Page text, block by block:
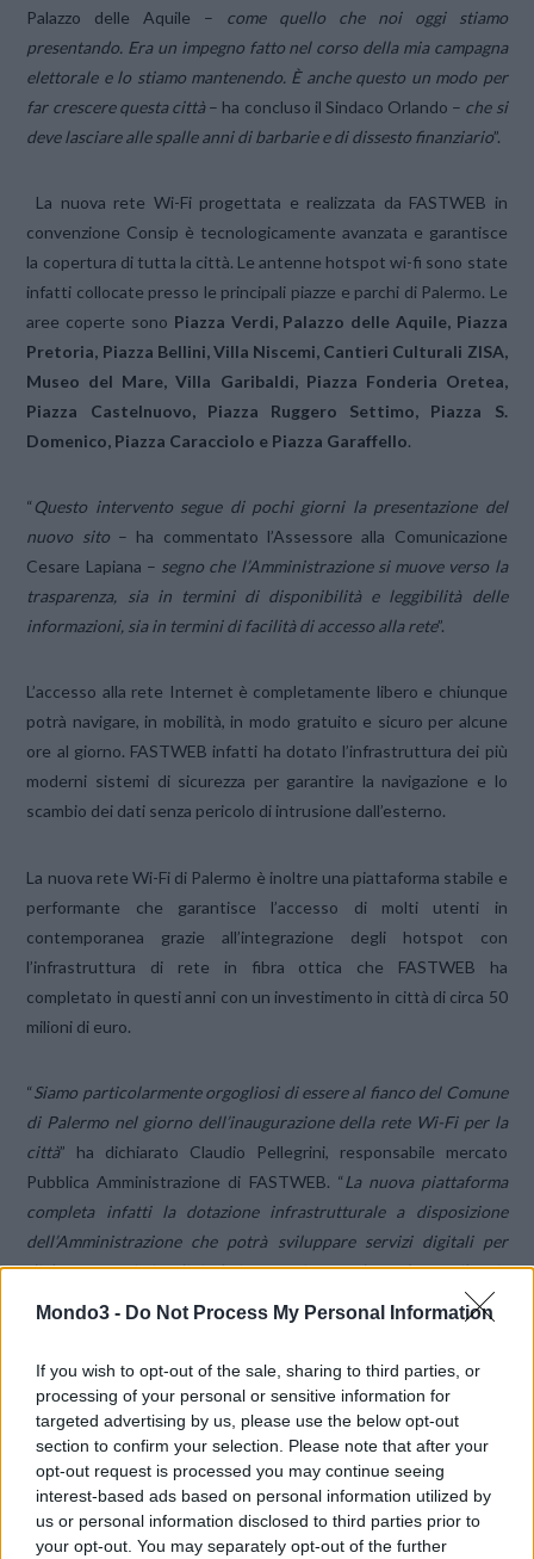
Mondo3 - Do Not Process My Personal Information
If you wish to opt-out of the sale, sharing to third parties, or
processing of your personal or sensitive information for
targeted advertising by us, please use the below opt-out
section to confirm your selection. Please note that after your
opt-out request is processed you may continue seeing
interest-based ads based on personal information utilized by
us or personal information disclosed to third parties prior to
your opt-out. You may separately opt-out of the further
Palazzo delle Aquile – come quello che noi oggi stiamo
presentando. Era un impegno fatto nel corso della mia campagna
elettorale e lo stiamo mantenendo. È anche questo un modo per
far crescere questa città– ha concluso il Sindaco Orlando – che si
deve lasciare alle spalle anni di barbarie e di dissesto finanziario”.
La nuova rete Wi-Fi progettata e realizzata da FASTWEB in
convenzione Consip è tecnologicamente avanzata e garantisce
la copertura di tutta la città. Le antenne hotspot wi-fi sono state
infatti collocate presso le principali piazze e parchi di Palermo. Le
aree coperte sono Piazza Verdi, Palazzo delle Aquile, Piazza
Pretoria, Piazza Bellini, Villa Niscemi, Cantieri Culturali ZISA,
Museo del Mare, Villa Garibaldi, Piazza Fonderia Oretea,
Piazza Castelnuovo, Piazza Ruggero Settimo, Piazza S.
Domenico, Piazza Caracciolo e Piazza Garaffello.
“ Questo intervento segue di pochi giorni la presentazione del
nuovo sito– ha commentato l’Assessore alla Comunicazione
Cesare Lapiana – segno che l’Amministrazione si muove verso la
trasparenza, sia in termini di disponibilità e leggibilità delle
informazioni, sia in termini di facilità di accesso alla rete”.
L’accesso alla rete Internet è completamente libero e chiunque
potrà navigare, in mobilità, in modo gratuito e sicuro per alcune
ore al giorno. FASTWEB infatti ha dotato l’infrastruttura dei più
moderni sistemi di sicurezza per garantire la navigazione e lo
scambio dei dati senza pericolo di intrusione dall’esterno.
La nuova rete Wi-Fi di Palermo è inoltre una piattaforma stabile e
performante che garantisce l’accesso di molti utenti in
contemporanea grazie all’integrazione degli hotspot con
l’infrastruttura di rete in fibra ottica che FASTWEB ha
completato in questi anni con un investimento in città di circa 50
milioni di euro.
“Siamo particolarmente orgogliosi di essere al fianco del Comune
di Palermo nel giorno dell’inaugurazione della rete Wi-Fi per la
città” ha dichiarato Claudio Pellegrini, responsabile mercato
Pubblica Amministrazione di FASTWEB. “La nuova piattaforma
completa infatti la dotazione infrastrutturale a disposizione
dell’Amministrazione che potrà sviluppare servizi digitali per
dialogare con i cittadini e le imprese favorendo anche un rilancio
dell’economia del territorio
La nuova infrastruttura potrà abilitare inoltre nuovi servizi della
Pubblica amministrazione per i cittadini e le imprese,
consentendo al Comune lo sviluppo di servizi caratteristici delle
smart cities, come la diffusione delle informazioni relative al
traffico e al meteo, la gestione e la raccolta efficiente dei rifiuti e
l’implementazione dei servizi di car e bike sharing per la mobilità
pubblica.